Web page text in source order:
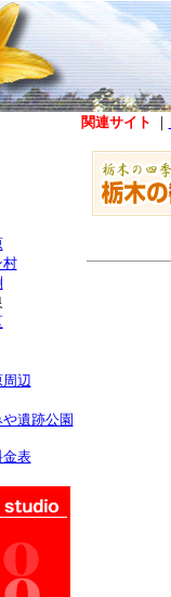
関連サイト ｜
村
辺
遺跡公園
表